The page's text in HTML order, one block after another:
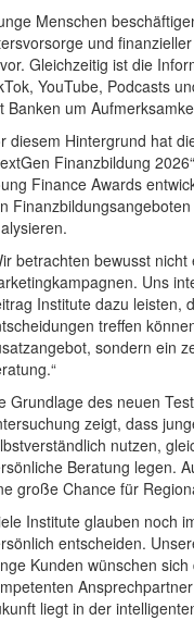
Menschen
und
Gleichzeitig ist die
YouTube, Podcasts
Banken um
diesem Hintergrund hat
Finanzbildung
Finance Awards
betrachten bewusst
Uns
Institute dazu leisten,
treffen
sondern ein
Grundlage des neuen
zeigt, dass
nutzen,
Beratung legen.
große Chance für
Institute glauben noch
entscheiden.
Kunden wünschen
liegt in der